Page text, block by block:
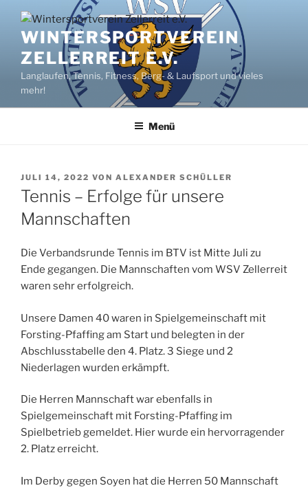
Inhalt
springenWINTERSPORTVEREIN
ZELLERREIT E.V.
Langlaufen, Tennis, Fitness, Berg- & Laufsport und vieles
mehr!
Menü
VERÖFFENTLICHT
AM
JULI 14, 2022 VON ALEXANDER SCHÜLLER
Tennis – Erfolge für unsere
Mannschaften
Die Verbandsrunde Tennis im BTV ist Mitte Juli zu
Ende gegangen. Die Mannschaften vom WSV Zellerreit
waren sehr erfolgreich.
Unsere Damen 40 waren in Spielgemeinschaft mit
Forsting-Pfaffing am Start und belegten in der
Abschlusstabelle den 4. Platz. 3 Siege und 2
Niederlagen wurden erkämpft.
Die Herren Mannschaft war ebenfalls in
Spielgemeinschaft mit Forsting-Pfaffing im
Spielbetrieb gemeldet. Hier wurde ein hervorragender
2. Platz erreicht.
Im Derby gegen Soyen hat die Herren 50 Mannschaft